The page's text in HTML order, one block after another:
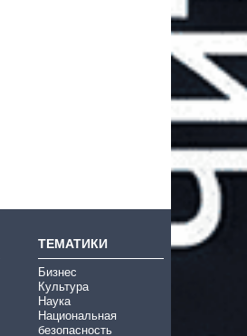
ТЕМАТИКИ
Бизнес
Культура
Наука
Национальная
безопасность